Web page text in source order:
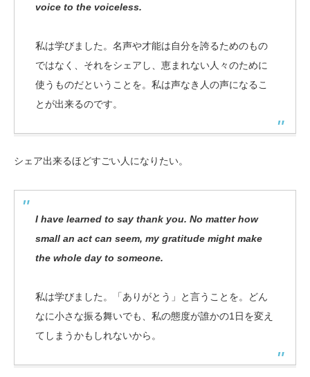
voice to the voiceless.
私は学びました。名声や才能は自分を誇るためのもの
ではなく、それをシェアし、恵まれない人々のために
使うものだということを。私は声なき人の声になるこ
とが出来るのです。
シェア出来るほどすごい人になりたい。
I have learned to say thank you. No matter how
small an act can seem, my gratitude might make
the whole day to someone.
私は学びました。「ありがとう」と言うことを。どん
なに小さな振る舞いでも、私の態度が誰かの1日を変え
てしまうかもしれないから。